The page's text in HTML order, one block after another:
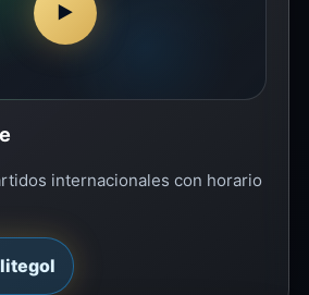
▶
internacionales con horario